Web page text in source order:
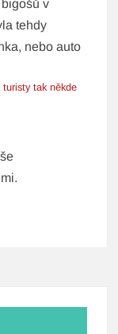
v
tehdy
nebo auto
tak někde